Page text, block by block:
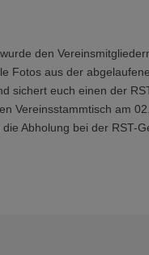
den
Fotos aus der
sichert euch einen der
Vereinsstammtisch am
Abholung bei der RST-